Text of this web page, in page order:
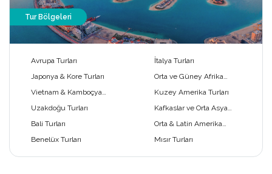
Tur Bölgeleri
Avrupa Turları
İtalya Turları
Japonya & Kore Turları
Orta ve Güney Afrika
Vietnam & Kamboçya
Kuzey Amerika Turları
Uzakdoğu Turları
Kafkaslar ve Orta Asya
Bali Turları
Orta & Latin Amerika
Benelüx Turları Mısır Turları